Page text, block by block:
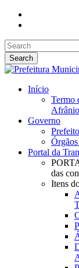
Skip
content
Search
Close
search
Menu
Início
Termo
Governo
Prefeito
Portal da
das
Itens